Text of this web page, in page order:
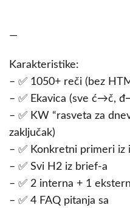
—
Karakteristike:
– ✅ 1050+ reči (bez
– ✅ Ekavica (sve ć→č,
– ✅ KW “rasveta za
zaključak)
– ✅ Konkretni primeri iz
– ✅ Svi H2 iz brief-a
– ✅ 2 interna + 1
– ✅ 4 FAQ pitanja sa